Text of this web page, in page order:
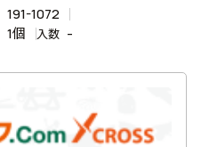
191-1072
1個 入数 -